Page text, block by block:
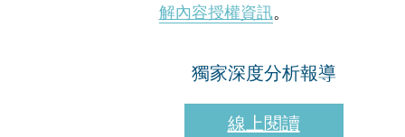
解內容授權資訊。
獨家深度分析報導
線上閱讀